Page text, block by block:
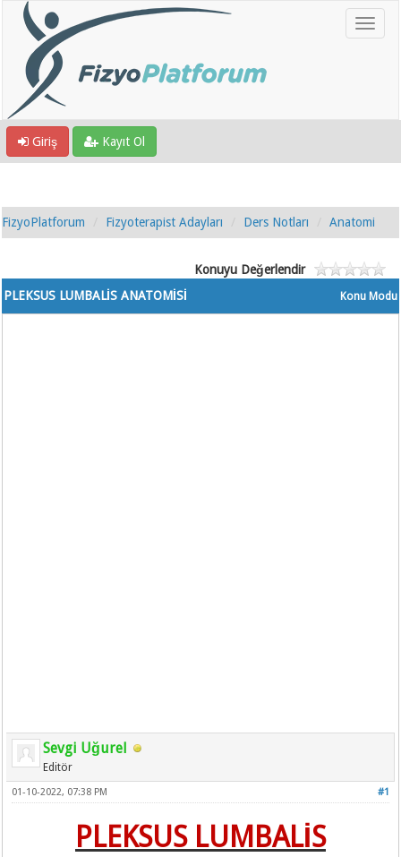
Giriş Kayıt Ol
FizyoPlatforum Fizyoterapist Adayları Ders Notları Anatomi
Konuyu Değerlendir
Konu Modu
PLEKSUS LUMBALİS ANATOMİSİ
Sevgi Uğurel
Editör
#1
01-10-2022, 07:38 PM
PLEKSUS LUMBALİS